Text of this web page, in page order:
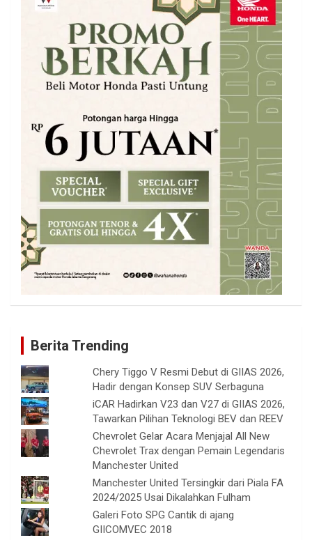
Berita Trending
Chery Tiggo V Resmi Debut di GIIAS 2026,
Hadir dengan Konsep SUV Serbaguna
iCAR Hadirkan V23 dan V27 di GIIAS 2026,
Tawarkan Pilihan Teknologi BEV dan REEV
Chevrolet Gelar Acara Menjajal All New
Chevrolet Trax dengan Pemain Legendaris
Manchester United
Manchester United Tersingkir dari Piala FA
2024/2025 Usai Dikalahkan Fulham
Galeri Foto SPG Cantik di ajang
GIICOMVEC 2018